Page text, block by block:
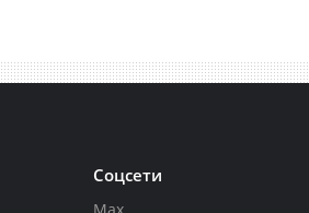
Соцсети